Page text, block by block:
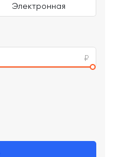
Электронная